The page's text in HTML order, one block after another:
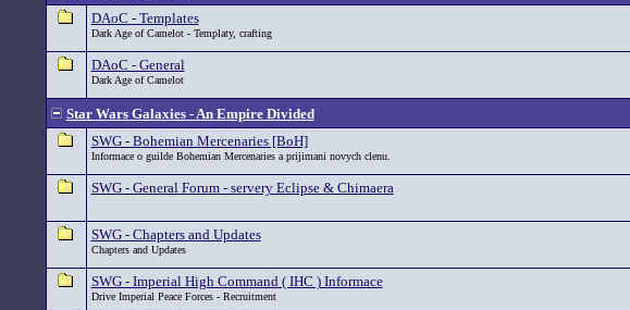
DAoC - Templates
Dark Age of Camelot - Templaty, crafting
DAoC - General
Dark Age of Camelot
Star Wars Galaxies - An Empire Divided
SWG - Bohemian Mercenaries [BoH]
Informace o guilde Bohemian Mercenaries a prijimani novych clenu.
SWG - General Forum - servery Eclipse & Chimaera
SWG - Chapters and Updates
Chapters and Updates
SWG - Imperial High Command ( IHC ) Informace
Drive Imperial Peace Forces - Recruitment